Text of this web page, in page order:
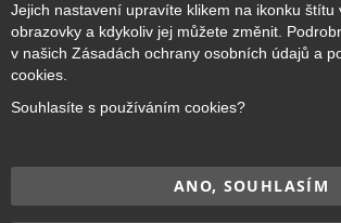
Copyright © 2017–2026BRIDGE Academy
vyhrazena.
Jejich nastavení upravíte klikem na ikonku štítu
obrazovky a kdykoliv jej můžete změnit.
v našich Zásadách ochrany osobních údajů a
cookies.
Souhlasíte s používáním cookies?
ANO, SOUHLASÍM